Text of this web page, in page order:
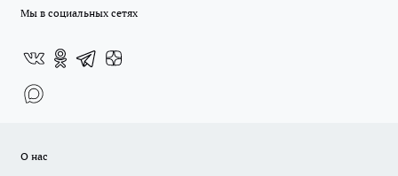
Мы в социальных сетях
О нас